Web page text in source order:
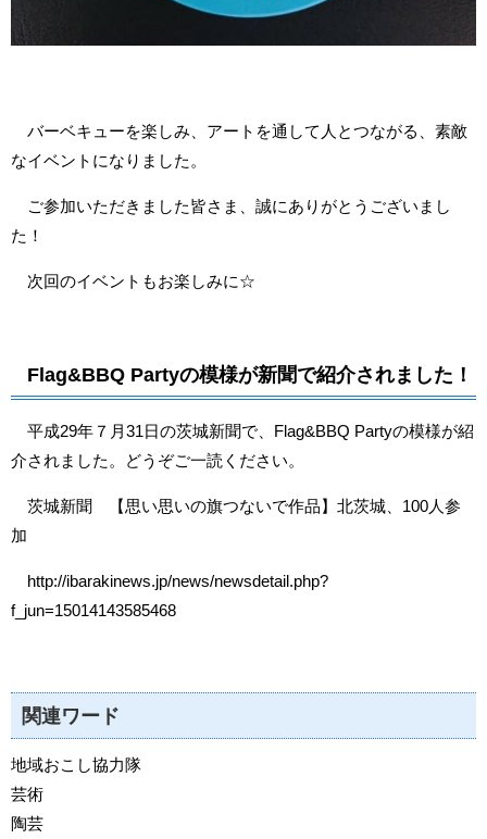
バーベキューを楽しみ、アートを通して人とつながる、素敵
なイベントになりました。
ご参加いただきました皆さま、誠にありがとうございまし
た！
次回のイベントもお楽しみに☆
Flag&BBQ Partyの模様が新聞で紹介されました！
平成29年７月31日の茨城新聞で、Flag&BBQ Partyの模様が紹
介されました。どうぞご一読ください。
茨城新聞 【思い思いの旗つないで作品】北茨城、100人参
加
http://ibarakinews.jp/news/newsdetail.php?
f_jun=15014143585468
関連ワード
地域おこし協力隊
芸術
陶芸